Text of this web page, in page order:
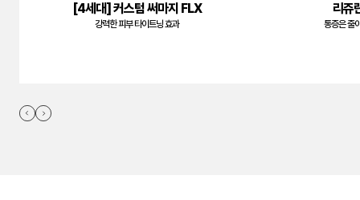
[4세대] 커스텀 써마지 FLX
강력한 피부 타이트닝 효과
리쥬
통증은 줄